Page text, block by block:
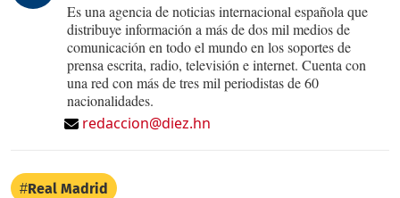
Es una agencia de noticias internacional española que
distribuye información a más de dos mil medios de
comunicación en todo el mundo en los soportes de
prensa escrita, radio, televisión e internet. Cuenta con
una red con más de tres mil periodistas de 60
nacionalidades.
redaccion@diez.hn
Real Madrid